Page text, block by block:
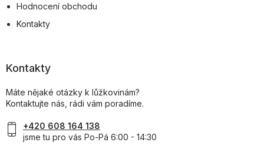
Hodnocení obchodu
Kontakty
Kontakty
Máte nějaké otázky k lůžkovinám?
Kontaktujte nás, rádi vám poradíme.
+420 608 164 138
jsme tu pro vás Po-Pá 6:00 - 14:30